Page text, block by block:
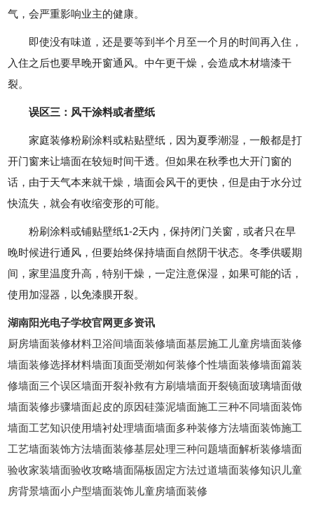
气，会严重影响业主的健康。
即使没有味道，还是要等到半个月至一个月的时间再入住，
入住之后也要早晚开窗通风。中午更干燥，会造成木材墙漆干
裂。
误区三：风干涂料或者壁纸
家庭装修粉刷涂料或粘贴壁纸，因为夏季潮湿，一般都是打
开门窗来让墙面在较短时间干透。但如果在秋季也大开门窗的
话，由于天气本来就干燥，墙面会风干的更快，但是由于水分过
快流失，就会有收缩变形的可能。
粉刷涂料或铺贴壁纸1-2天内，保持闭门关窗，或者只在早
晚时候进行通风，但要始终保持墙面自然阴干状态。冬季供暖期
间，家里温度升高，特别干燥，一定注意保湿，如果可能的话，
使用加湿器，以免漆膜开裂。
湖南阳光电子学校官网更多资讯
厨房墙面装修材料卫浴间墙面装修墙面基层施工儿童房墙面装修
墙面装修选择材料墙面顶面受潮如何装修个性墙面装修墙面篇装
修墙面三个误区墙面开裂补救有方刷墙墙面开裂镜面玻璃墙面做
墙面装修步骤墙面起皮的原因硅藻泥墙面施工三种不同墙面装饰
墙面工艺知识使用墙衬处理墙面墙面多种装修方法墙面装饰施工
工艺墙面装饰方法墙面装修基层处理三种问题墙面解析装修墙面
验收家装墙面验收攻略墙面隔板固定方法过道墙面装修知识儿童
房背景墙面小户型墙面装饰儿童房墙面装修